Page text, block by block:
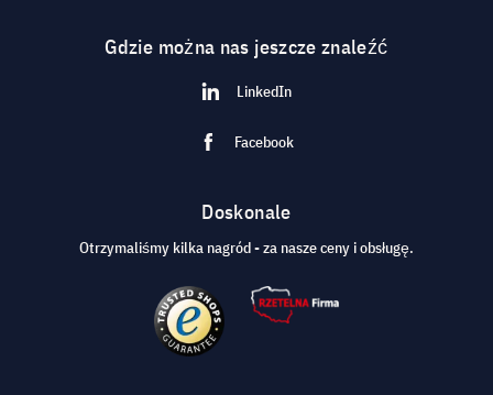
Gdzie można nas jeszcze znaleźć
LinkedIn
Facebook
Doskonale
Otrzymaliśmy kilka nagród - za nasze ceny i obsługę.